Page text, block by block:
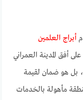
أبراج العلمين
أفق المدينة العمراني
بل هو ضمان لقيمة
مأهولة بالخدمات